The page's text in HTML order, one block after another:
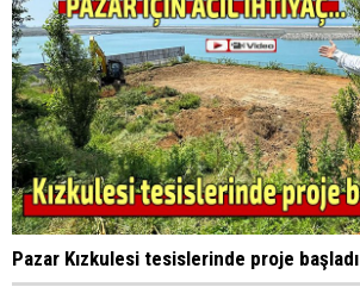
Pazar Kızkulesi tesislerinde proje başladı